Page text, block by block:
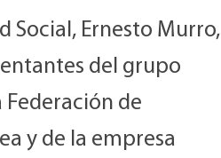
Social, Ernesto Murro,
del grupo
de
y de la empresa